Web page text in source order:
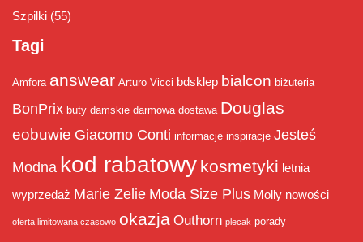
Szpilki (55)
Tagi
Amfora answear Arturo Vicci bdsklep bialcon biżuteria
BonPrix buty damskie darmowa dostawa Douglas
eobuwie Giacomo Conti informacje inspiracje Jesteś
Modna kod rabatowy kosmetyki letnia
wyprzedaż Marie Zelie Moda Size Plus Molly nowości
oferta limitowana czasowo okazja Outhorn plecak porady